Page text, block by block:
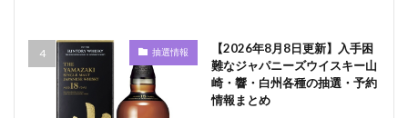
抽選情報
【2026年8月8日更新】入手困
難なジャパニーズウイスキー山
崎・響・白州各種の抽選・予約
情報まとめ